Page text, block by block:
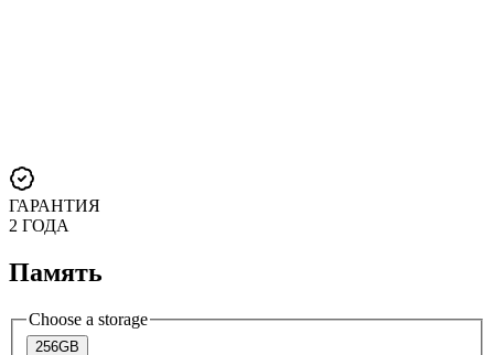
ГАРАНТИЯ
2 ГОДА
Память
Choose a storage
256GB